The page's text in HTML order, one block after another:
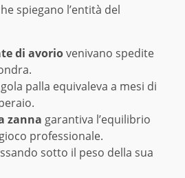
spiegano l’entità del
di avoriovenivano spedite
palla equivaleva a mesi di
zanna garantiva l’equilibrio
professionale.
sotto il peso della sua